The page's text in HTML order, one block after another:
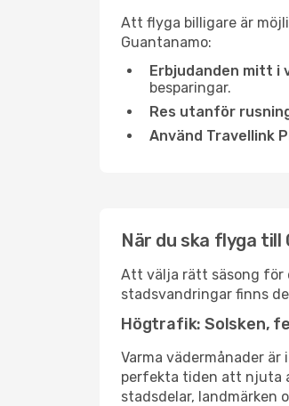
Att flyga billigare är
Guantanamo:
Erbjudanden mitt i
besparingar.
Res utanför
Använd Travellink
När du ska flyga till
Att välja rätt säsong för
stadsvandringar finns
Högtrafik: Solsken,
Varma vädermånader
perfekta tiden att njuta
stadsdelar, landmärken